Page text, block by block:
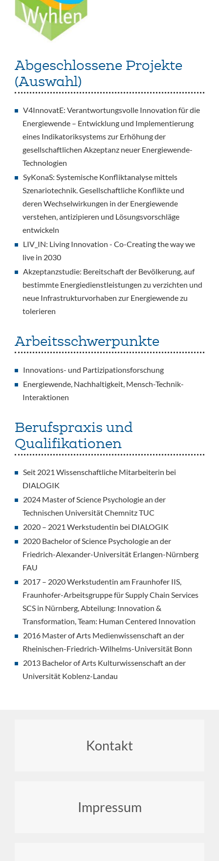
Abgeschlossene Projekte
(Auswahl)
V4InnovatE: Verantwortungsvolle Innovation für die
Energiewende – Entwicklung und Implementierung
eines Indikatoriksystems zur Erhöhung der
gesellschaftlichen Akzeptanz neuer Energiewende-
Technologien
SyKonaS: Systemische Konfliktanalyse mittels
Szenariotechnik. Gesellschaftliche Konflikte und
deren Wechselwirkungen in der Energiewende
verstehen, antizipieren und Lösungsvorschläge
entwickeln
LIV_IN: Living Innovation - Co-Creating the way we
live in 2030
Akzeptanzstudie: Bereitschaft der Bevölkerung, auf
bestimmte Energiedienstleistungen zu verzichten und
neue Infrastrukturvorhaben zur Energiewende zu
tolerieren
Arbeitsschwerpunkte
Innovations- und Partizipationsforschung
Energiewende, Nachhaltigkeit, Mensch-Technik-
Interaktionen
Berufspraxis und
Qualifikationen
Seit 2021 Wissenschaftliche Mitarbeiterin bei
DIALOGIK
2024 Master of Science Psychologie an der
Technischen Universität Chemnitz TUC
2020 – 2021 Werkstudentin bei DIALOGIK
2020 Bachelor of Science Psychologie an der
Friedrich-Alexander-Universität Erlangen-Nürnberg
FAU
2017 – 2020 Werkstudentin am Fraunhofer IIS,
Fraunhofer-Arbeitsgruppe für Supply Chain Services
SCS in Nürnberg, Abteilung: Innovation &
Transformation, Team: Human Centered Innovation
2016 Master of Arts Medienwissenschaft an der
Rheinischen-Friedrich-Wilhelms-Universität Bonn
2013 Bachelor of Arts Kulturwissenschaft an der
Universität Koblenz-Landau
Kontakt
Impressum